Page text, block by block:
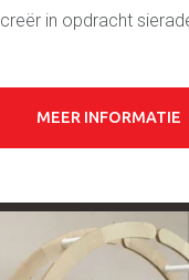
creër in opdracht
MEER INFORMATIE